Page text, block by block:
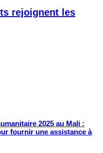
rejoignent les
2025 au Mali :
fournir une assistance à